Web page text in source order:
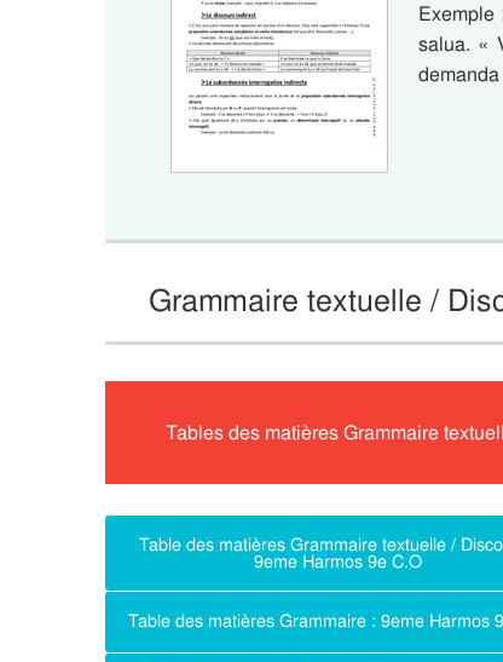
Exemple
salua. «
Grammaire textuelle /
Tables des matières Grammaire
Table des matières Grammaire textuelle /
9eme Harmos 9e C.O
Table des matières Grammaire : 9eme Harmos